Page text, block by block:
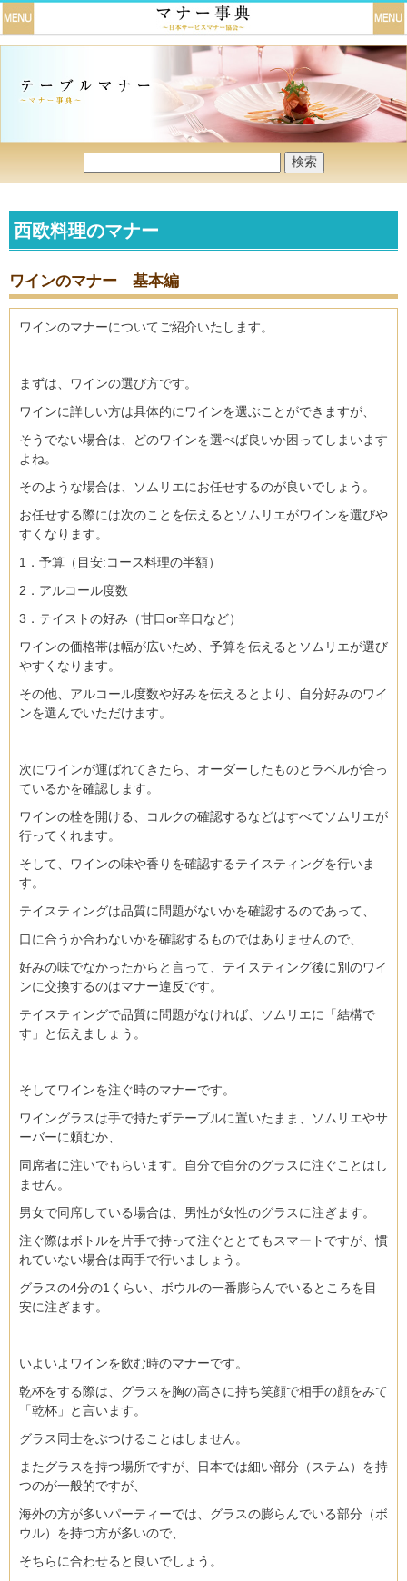
西欧料理のマナー
ワインのマナー 基本編
ワインのマナーについてご紹介いたします。
まずは、ワインの選び方です。
ワインに詳しい方は具体的にワインを選ぶことができますが、
そうでない場合は、どのワインを選べば良いか困ってしまいます
よね。
そのような場合は、ソムリエにお任せするのが良いでしょう。
お任せする際には次のことを伝えるとソムリエがワインを選びや
すくなります。
1．予算（目安:コース料理の半額）
2．アルコール度数
3．テイストの好み（甘口or辛口など）
ワインの価格帯は幅が広いため、予算を伝えるとソムリエが選び
やすくなります。
その他、アルコール度数や好みを伝えるとより、自分好みのワイ
ンを選んでいただけます。
次にワインが運ばれてきたら、オーダーしたものとラベルが合っ
ているかを確認します。
ワインの栓を開ける、コルクの確認するなどはすべてソムリエが
行ってくれます。
そして、ワインの味や香りを確認するテイスティングを行いま
す。
テイスティングは品質に問題がないかを確認するのであって、
口に合うか合わないかを確認するものではありませんので、
好みの味でなかったからと言って、テイスティング後に別のワイ
ンに交換するのはマナー違反です。
テイスティングで品質に問題がなければ、ソムリエに「結構で
す」と伝えましょう。
そしてワインを注ぐ時のマナーです。
ワイングラスは手で持たずテーブルに置いたまま、ソムリエやサ
ーバーに頼むか、
同席者に注いでもらいます。自分で自分のグラスに注ぐことはし
ません。
男女で同席している場合は、男性が女性のグラスに注ぎます。
注ぐ際はボトルを片手で持って注ぐととてもスマートですが、慣
れていない場合は両手で行いましょう。
グラスの4分の1くらい、ボウルの一番膨らんでいるところを目
安に注ぎます。
いよいよワインを飲む時のマナーです。
乾杯をする際は、グラスを胸の高さに持ち笑顔で相手の顔をみて
「乾杯」と言います。
グラス同士をぶつけることはしません。
またグラスを持つ場所ですが、日本では細い部分（ステム）を持
つのが一般的ですが、
海外の方が多いパーティーでは、グラスの膨らんでいる部分（ボ
ウル）を持つ方が多いので、
そちらに合わせると良いでしょう。